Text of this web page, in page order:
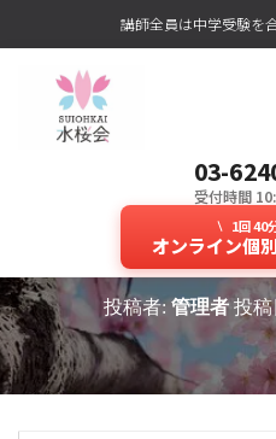
講師全員は中学受験を
03-
受付時間
1回40
オンライン個
理解している？
がすぐにわか
投稿者:管理者投